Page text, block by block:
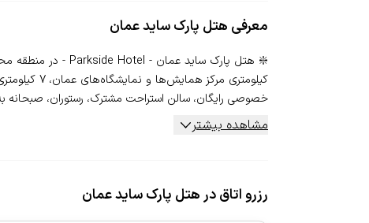
معرفی هتل پارک ساید عمان
خصوصی رایگان، سالن استراحت مشترک، رستوران، صبحانه
مشاهده بیشتر
رزرو اتاق در هتل پارک ساید عمان